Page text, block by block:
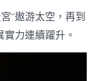
”遨游太空，再到
力連續躍升。